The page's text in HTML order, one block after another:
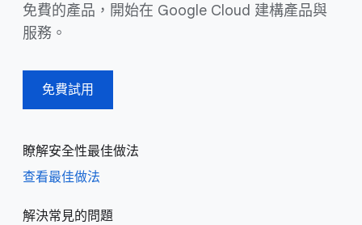
免費的產品，開始在 Google Cloud 建構產品與
服務。
免費試用
瞭解安全性最佳做法
查看最佳做法
解決常見的問題